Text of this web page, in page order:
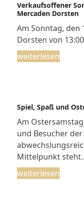
Verkaufsoffener
Mercaden Dorsten
Am Sonntag, den
Dorsten von
weiterlesen
Spiel, Spaß und
Am
und Besucher
Mittelpunkt
weiterlesen